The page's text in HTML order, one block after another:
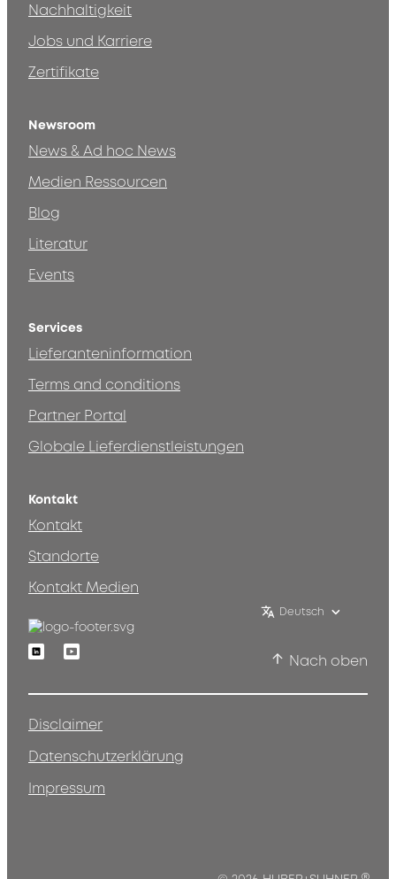
Nachhaltigkeit
Jobs und Karriere
Zertifikate
Newsroom
News & Ad hoc News
Medien Ressourcen
Blog
Literatur
Events
Services
Lieferanteninformation
Terms and conditions
Partner Portal
Globale Lieferdienstleistungen
Kontakt
Kontakt
Standorte
Kontakt Medien
Deutsch
LinkedinYoutube
Nach oben
Disclaimer
Datenschutzerklärung
Impressum